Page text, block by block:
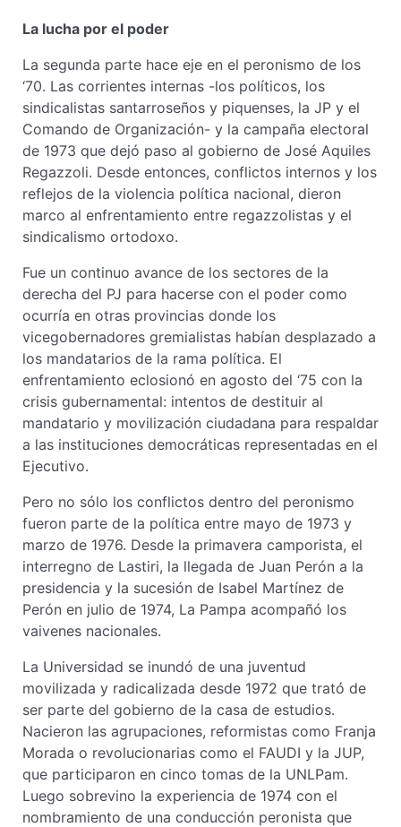
La lucha por el poder
La segunda parte hace eje en el peronismo de los
‘70. Las corrientes internas -los políticos, los
sindicalistas santarroseños y piquenses, la JP y el
Comando de Organización- y la campaña electoral
de 1973 que dejó paso al gobierno de José Aquiles
Regazzoli. Desde entonces, conflictos internos y los
reflejos de la violencia política nacional, dieron
marco al enfrentamiento entre regazzolistas y el
sindicalismo ortodoxo.
Fue un continuo avance de los sectores de la
derecha del PJ para hacerse con el poder como
ocurría en otras provincias donde los
vicegobernadores gremialistas habían desplazado a
los mandatarios de la rama política. El
enfrentamiento eclosionó en agosto del ‘75 con la
crisis gubernamental: intentos de destituir al
mandatario y movilización ciudadana para respaldar
a las instituciones democráticas representadas en el
Ejecutivo.
Pero no sólo los conflictos dentro del peronismo
fueron parte de la política entre mayo de 1973 y
marzo de 1976. Desde la primavera camporista, el
interregno de Lastiri, la llegada de Juan Perón a la
presidencia y la sucesión de Isabel Martínez de
Perón en julio de 1974, La Pampa acompañó los
vaivenes nacionales.
La Universidad se inundó de una juventud
movilizada y radicalizada desde 1972 que trató de
ser parte del gobierno de la casa de estudios.
Nacieron las agrupaciones, reformistas como Franja
Morada o revolucionarias como el FAUDI y la JUP,
que participaron en cinco tomas de la UNLPam.
Luego sobrevino la experiencia de 1974 con el
nombramiento de una conducción peronista que